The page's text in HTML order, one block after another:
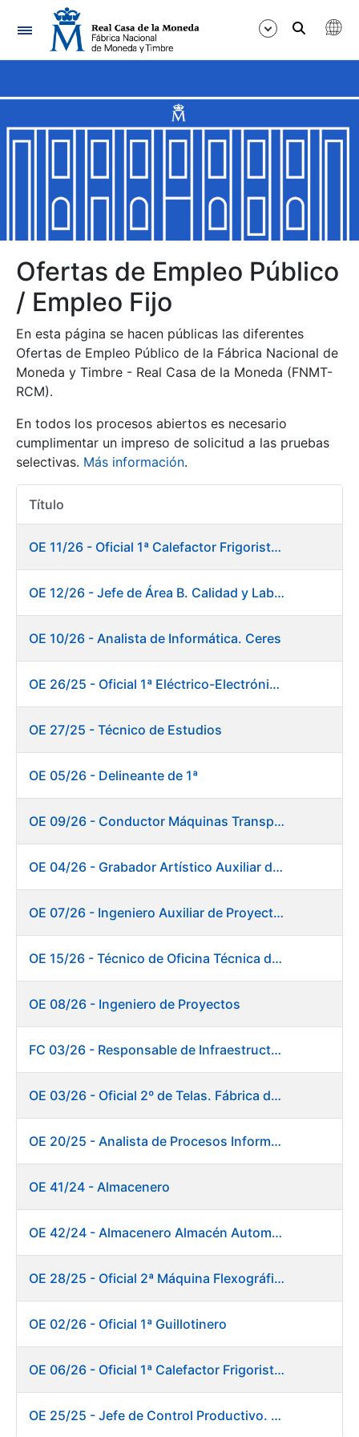
Navegación
Mostrar/Ocultar
Mostrar/Ocultar
Mostrar/Ocultar
Mostrar/Ocultar
Mostrar/Ocultar
Mostrar/Ocultar
Mostrar/Ocultar
Mostrar/Ocultar
Ofertas de Empleo Público
/ Empleo Fijo
En esta página se hacen públicas las diferentes
Ofertas de Empleo Público de la Fábrica Nacional de
Moneda y Timbre - Real Casa de la Moneda (FNMT-
RCM).
En todos los procesos abiertos es necesario
cumplimentar un impreso de solicitud a las pruebas
selectivas. Más información.
Título
OE 11/26 - Oficial 1ª Calefactor Frigorista. Fábrica de Papel
OE 12/26 - Jefe de Área B. Calidad y Laboratorio
OE 10/26 - Analista de Informática. Ceres
OE 26/25 - Oficial 1ª Eléctrico-Electrónico. Fábrica de Papel
OE 27/25 - Técnico de Estudios
OE 05/26 - Delineante de 1ª
OE 09/26 - Conductor Máquinas Transportadoras Elevadoras. Fábrica de Papel
OE 04/26 - Grabador Artístico Auxiliar de Originales
OE 07/26 - Ingeniero Auxiliar de Proyectos. Ceres
OE 15/26 - Técnico de Oficina Técnica de Producto. Fábrica de Papel
OE 08/26 - Ingeniero de Proyectos
FC 03/26 - Responsable de Infraestructuras de TI
OE 03/26 - Oficial 2º de Telas. Fábrica de Papel
OE 20/25 - Analista de Procesos Informáticos
OE 41/24 - Almacenero
OE 42/24 - Almacenero Almacén Automático
OE 28/25 - Oficial 2ª Máquina Flexográfica y Finalizado
OE 02/26 - Oficial 1ª Guillotinero
OE 06/26 - Oficial 1ª Calefactor Frigorista. Fábrica de Papel
OE 25/25 - Jefe de Control Productivo. Fábrica de Papel